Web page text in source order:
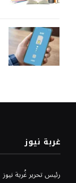
غربة نيوز
رئيس تحرير غُربة نيوز